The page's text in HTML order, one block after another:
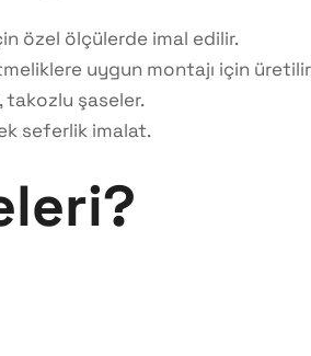
özel ölçülerde imal edilir.
uygun montajı için
şaseler.
seferlik imalat.